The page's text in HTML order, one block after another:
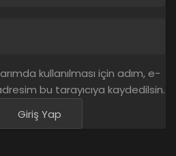
kullanılması için adım, e-
bu tarayıcıya kaydedilsin.
Giriş Yap